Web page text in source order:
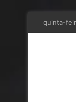
quinta-